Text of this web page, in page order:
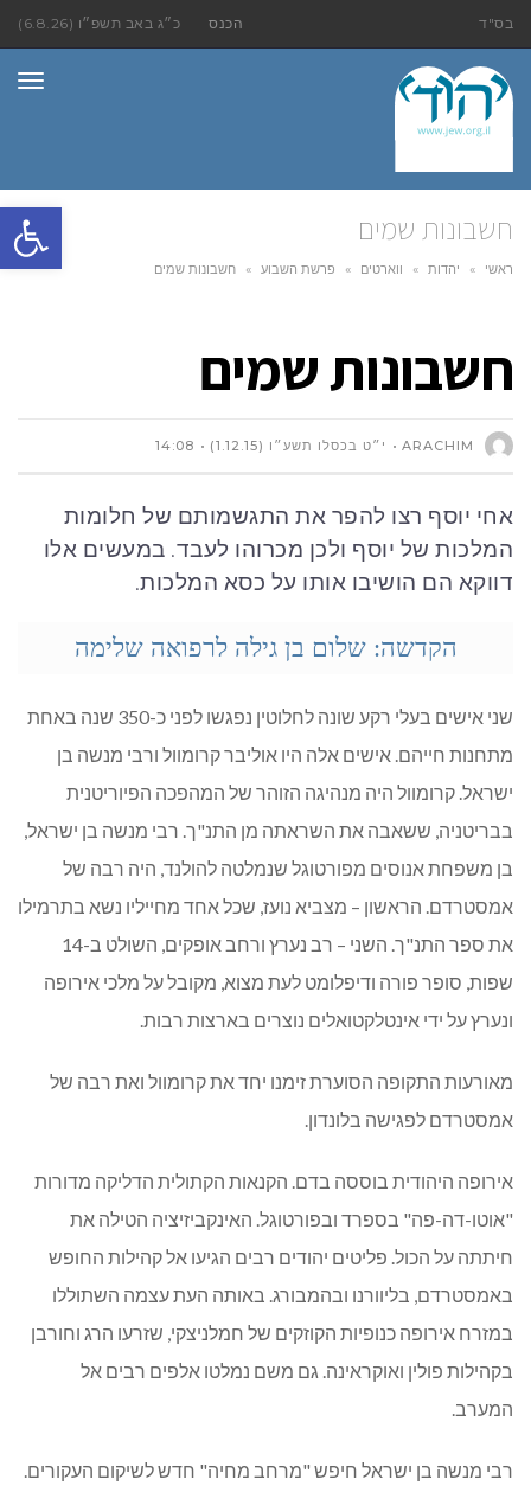
פתח
בס"ד הכנס כ״ג באב תשפ״ו (6.8.26)
חשבונות שמים
ראשי » יהדות » ווארטים » פרשת השבוע » חשבונות שמים
חשבונות שמים
י״ט בכסלו תשע״ו (1.12.15) 14:08
אחי יוסף רצו להפר את התגשמותם של חלומות
המלכות של יוסף ולכן מכרוהו לעבד. במעשים אלו
דווקא הם הושיבו אותו על כסא המלכות.
הקדשה: שלום בן גילה לרפואה שלימה
שני אישים בעלי רקע שונה לחלוטין נפגשו לפני כ-350 שנה באחת
מתחנות חייהם. אישים אלה היו אוליבר קרומוול ורבי מנשה בן
ישראל. קרומוול היה מנהיגה הזוהר של המהפכה הפיוריטנית
בבריטניה, ששאבה את השראתה מן התנ"ך. רבי מנשה בן ישראל,
בן משפחת אנוסים מפורטוגל שנמלטה להולנד, היה רבה של
אמסטרדם. הראשון – מצביא נועז, שכל אחד מחייליו נשא בתרמילו
את ספר התנ"ך. השני – רב נערץ ורחב אופקים, השולט ב-14
שפות, סופר פורה ודיפלומט לעת מצוא, מקובל על מלכי אירופה
ונערץ על ידי אינטלקטואלים נוצרים בארצות רבות.
מאורעות התקופה הסוערת זימנו יחד את קרומוול ואת רבה של
אמסטרדם לפגישה בלונדון.
אירופה היהודית בוססה בדם. הקנאות הקתולית הדליקה מדורות
"אוטו-דה-פה" בספרד ובפורטוגל. האינקביזיציה הטילה את
חיתתה על הכול. פליטים יהודים רבים הגיעו אל קהילות החופש
באמסטרדם, בליוורנו ובהמבורג. באותה העת עצמה השתוללו
במזרח אירופה כנופיות הקוזקים של חמלניצקי, שזרעו הרג וחורבן
בקהילות פולין ואוקראינה. גם משם נמלטו אלפים רבים אל
המערב.
רבי מנשה בן ישראל חיפש "מרחב מחיה" חדש לשיקום העקורים.